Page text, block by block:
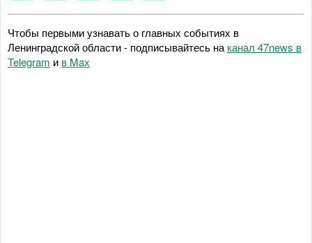
Чтобы первыми узнавать о главных событиях в
Ленинградской области - подписывайтесь на канал 47news в
Telegram и в Maх